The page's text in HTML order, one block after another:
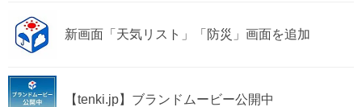
新画面「天気リスト」「防災」画面を追加
【tenki.jp】ブランドムービー公開中